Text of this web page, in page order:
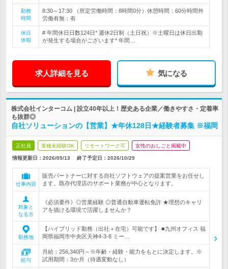
勤務
時間
8:30～17:30 （所定労働時間：8時間0分）休憩時間：60分時間外
労働有無：有
休日
休暇
# 年間休日日数124日* 週休2日制（土日祝）※土曜日は休日出勤
が発生する場合がございます* 年間…
求人詳細を見る 気になる
株式会社インターコム | 設立40年以上！歴史ある企業／働きやすさ・定着率
も抜群◎
自社ソリューションの【営業】★年休128日★経験者募集 ※福岡
正社員 業種未経験OK リモートワーク可 女性のおしごと掲載中
情報更新日：2026/05/13 終了予定日： 2026/10/29
仕事内容
販売パートナーに対する自社ソフトウェアの提案営業をお任せし
ます。既存代理店のサポート業務が中心となります。
対象と
なる方
《必須要件》◎営業経験 ◎普通自動車運転免許 ★理想のキャリ
アを描ける環境で活躍しませんか？
勤務地
【ハイブリッド勤務（出社＋在宅）可能です】 ■九州オフィス 福
岡県福岡市中央区天神4-3-8 ミー…
給与
月給：256,340円～※年齢・経験・能力をもとに決定します。※
試用期間：3か月（待遇変動なし）